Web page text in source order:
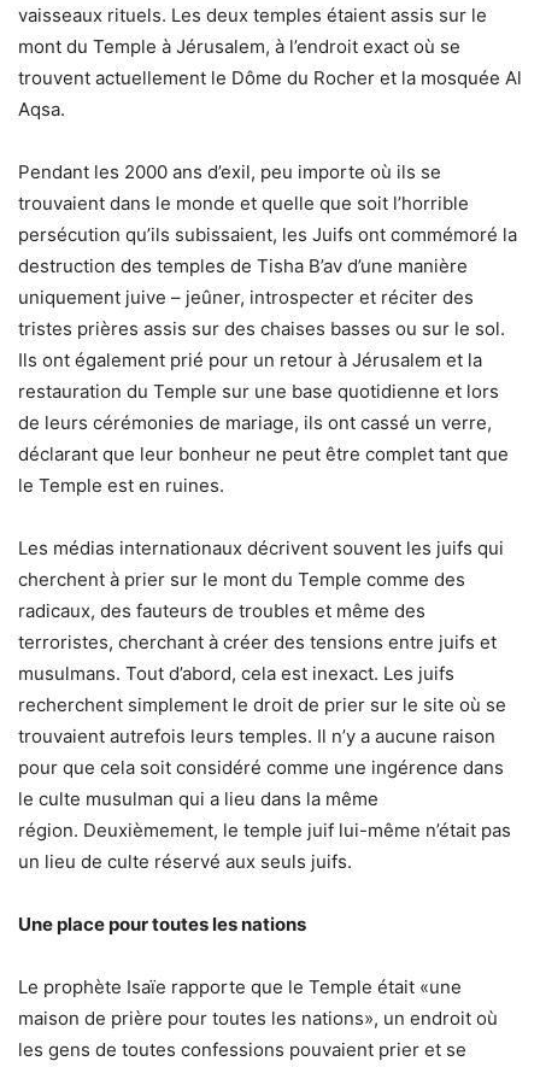
vaisseaux rituels. Les deux temples étaient assis sur le
mont du Temple à Jérusalem, à l’endroit exact où se
trouvent actuellement le Dôme du Rocher et la mosquée Al
Aqsa.
Pendant les 2000 ans d’exil, peu importe où ils se
trouvaient dans le monde et quelle que soit l’horrible
persécution qu’ils subissaient, les Juifs ont commémoré la
destruction des temples de Tisha B’av d’une manière
uniquement juive – jeûner, introspecter et réciter des
tristes prières assis sur des chaises basses ou sur le sol.
Ils ont également prié pour un retour à Jérusalem et la
restauration du Temple sur une base quotidienne et lors
de leurs cérémonies de mariage, ils ont cassé un verre,
déclarant que leur bonheur ne peut être complet tant que
le Temple est en ruines.
Les médias internationaux décrivent souvent les juifs qui
cherchent à prier sur le mont du Temple comme des
radicaux, des fauteurs de troubles et même des
terroristes, cherchant à créer des tensions entre juifs et
musulmans. Tout d’abord, cela est inexact. Les juifs
recherchent simplement le droit de prier sur le site où se
trouvaient autrefois leurs temples. Il n’y a aucune raison
pour que cela soit considéré comme une ingérence dans
le culte musulman qui a lieu dans la même
région. Deuxièmement, le temple juif lui-même n’était pas
un lieu de culte réservé aux seuls juifs.
Une place pour toutes les nations
Le prophète Isaïe rapporte que le Temple était «une
maison de prière pour toutes les nations», un endroit où
les gens de toutes confessions pouvaient prier et se